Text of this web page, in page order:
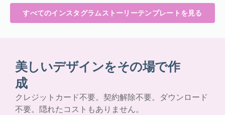
すべてのインスタグラムストーリーテンプレートを見る
美しいデザインをその場で作
成
クレジットカード不要。契約解除不要。ダウンロード
不要。隠れたコストもありません。